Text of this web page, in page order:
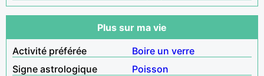
Plus sur ma vie
Activité préférée
Boire un verre
Signe astrologique
Poisson